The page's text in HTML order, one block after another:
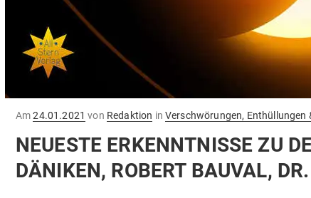
AmGepostet
24.01.2021 von Redaktion in Verschwörungen, Enthüllungen
NEUESTE ERKENNT­NISSE ZU
DÄNIKEN, ROBERT BAUVAL,